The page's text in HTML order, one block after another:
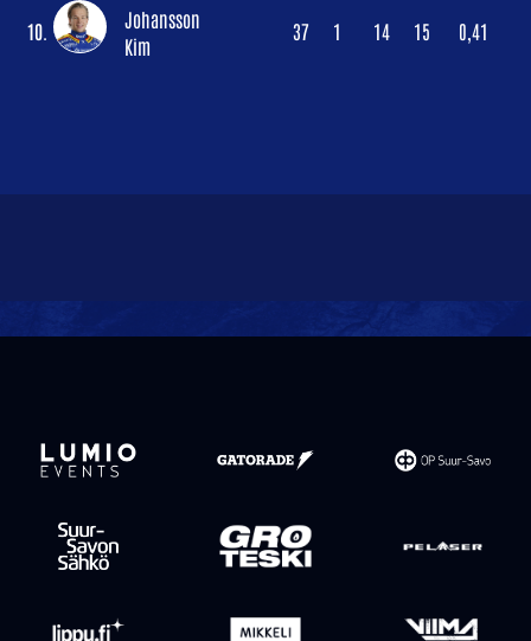
10.
Johansson
Kim
37 1 14 15 0,41